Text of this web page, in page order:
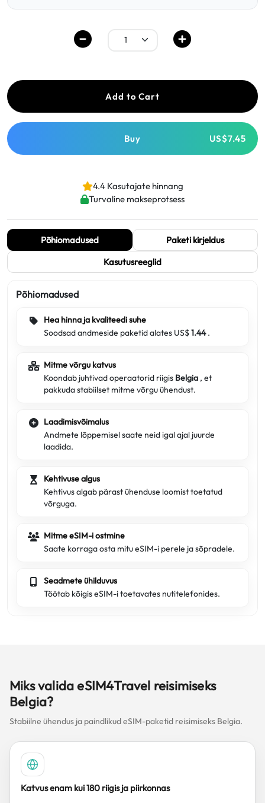
Add to Cart
Buy US$7.45
4.4 Kasutajate hinnang
Turvaline makseprotsess
Põhiomadused
Paketi kirjeldus
Kasutusreeglid
Põhiomadused
Hea hinna ja kvaliteedi suhe
Soodsad andmeside paketid alates US$1.44.
Mitme võrgu katvus
Koondab juhtivad operaatorid riigis Belgia , et
pakkuda stabiilset mitme võrgu ühendust.
Laadimisvõimalus
Andmete lõppemisel saate neid igal ajal juurde
laadida.
Kehtivuse algus
Kehtivus algab pärast ühenduse loomist toetatud
võrguga.
Mitme eSIM-i ostmine
Saate korraga osta mitu eSIM-i perele ja sõpradele.
Seadmete ühilduvus
Töötab kõigis eSIM-i toetavates nutitelefonides.
Miks valida eSIM4Travel reisimiseks
Belgia?
Stabiilne ühendus ja paindlikud eSIM-paketid reisimiseks Belgia.
Katvus enam kui 180 riigis ja piirkonnas